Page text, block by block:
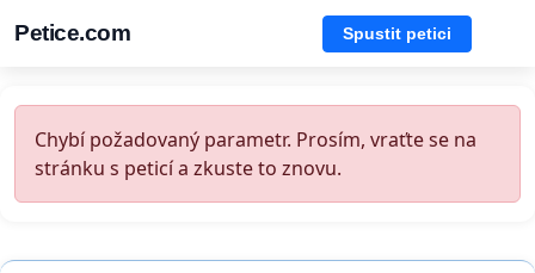
Petice.com Spustit petici
Chybí požadovaný parametr. Prosím, vraťte se na
stránku s peticí a zkuste to znovu.